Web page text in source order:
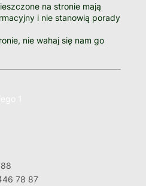
na stronie mają
i nie stanowią porady
nie wahaj się nam go
78 87